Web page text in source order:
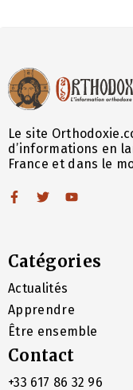
Le site
d’informations en
France et dans le
Catégories
Actualités
Apprendre
Être ensemble
Contact
+33 617 86 32 96